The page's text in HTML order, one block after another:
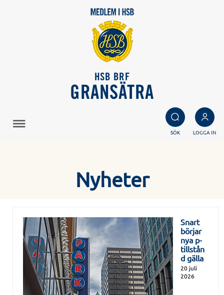
HSB BRF
GRANSÄTRA
SÖK LOGGA IN
Nyheter
Snart
börjar
nya p-
tillstån
d gälla
20 juli
2026